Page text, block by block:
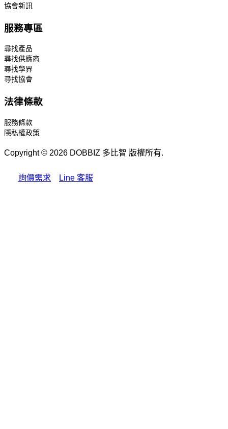
協會新訊
服務專區
尋找產品
尋找供應商
尋找學界
尋找協會
法律條款
服務條款
隱私權政策
Copyright © 2026 DOBBIZ 多比智 版權所有.
詢價需求 Line 客服